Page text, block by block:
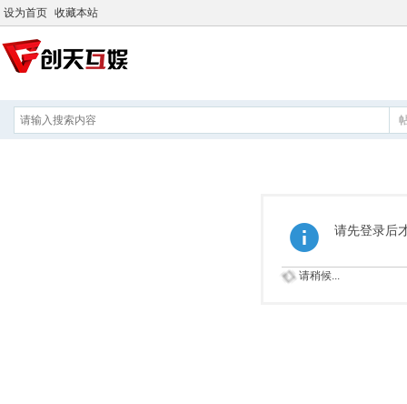
设为首页 收藏本站
请先登录后
请稍候...